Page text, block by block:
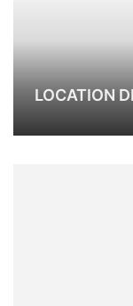
LOCATION